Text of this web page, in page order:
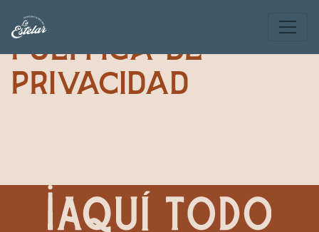
Política de
privacidad